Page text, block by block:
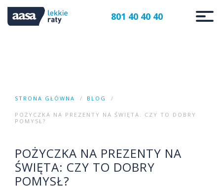
801 40 40 40
STRONA GŁÓWNA BLOG
POŻYCZKA NA PREZENTY NA ŚWIĘTA: CZY TO DOBRY
POMYSŁ?
POŻYCZKA NA PREZENTY NA
ŚWIĘTA: CZY TO DOBRY
POMYSŁ?